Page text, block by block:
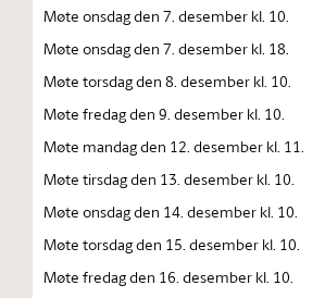
Møte onsdag den 7. desember kl. 10.
Møte onsdag den 7. desember kl. 18.
Møte torsdag den 8. desember kl. 10.
Møte fredag den 9. desember kl. 10.
Møte mandag den 12. desember kl. 11.
Møte tirsdag den 13. desember kl. 10.
Møte onsdag den 14. desember kl. 10.
Møte torsdag den 15. desember kl. 10.
Møte fredag den 16. desember kl. 10.